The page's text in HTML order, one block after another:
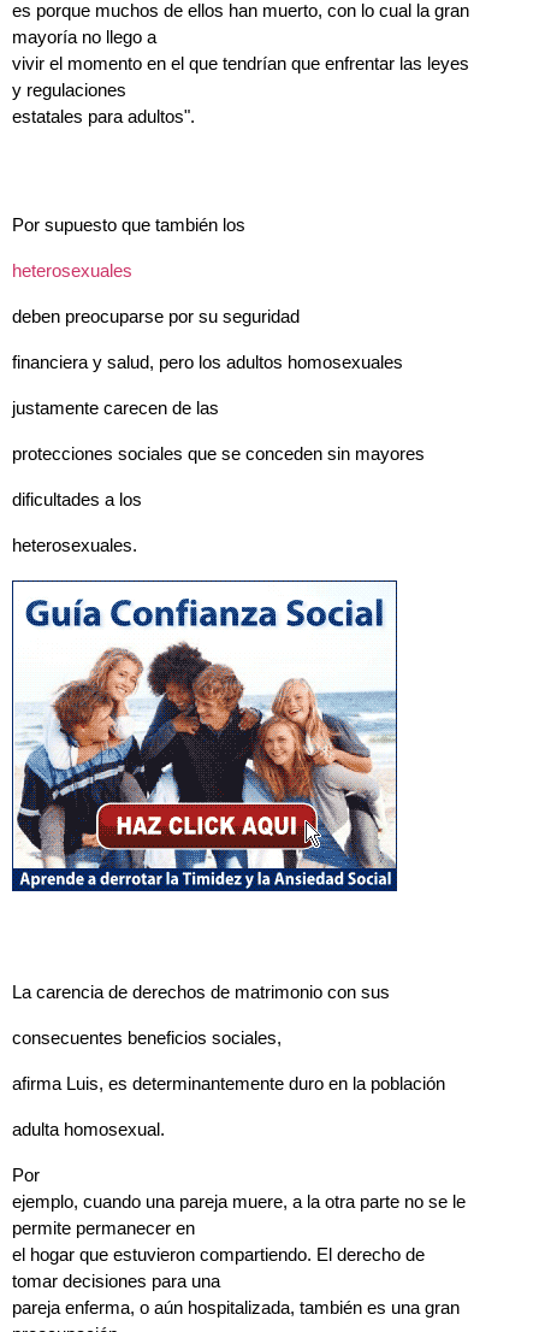
es porque muchos de ellos han muerto, con lo cual la gran
mayoría no llego a
vivir el momento en el que tendrían que enfrentar las leyes
y regulaciones
estatales para adultos".
Por supuesto que también los
heterosexuales
deben preocuparse por su seguridad
financiera y salud, pero los adultos homosexuales
justamente carecen de las
protecciones sociales que se conceden sin mayores
dificultades a los
heterosexuales.
La carencia de derechos de matrimonio con sus
consecuentes beneficios sociales,
afirma Luis, es determinantemente duro en la población
adulta homosexual.
Por
ejemplo, cuando una pareja muere, a la otra parte no se le
permite permanecer en
el hogar que estuvieron compartiendo. El derecho de
tomar decisiones para una
pareja enferma, o aún hospitalizada, también es una gran